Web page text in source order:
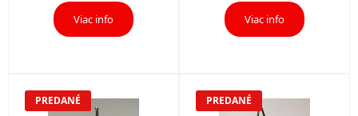
Viac info Viac info
PREDANÉ PREDANÉ